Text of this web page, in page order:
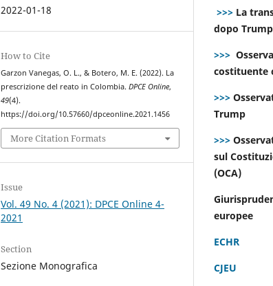
2022-01-18
How to Cite
Garzon Vanegas, O. L., & Botero, M. E. (2022). La
prescrizione del reato in Colombia.DPCE Online,
49(4).
https://doi.org/10.57660/dpceonline.2021.1456
More Citation Formats
Issue
Vol. 49 No. 4 (2021): DPCE Online 4-
2021
Section
Sezione Monografica
>>> La
dopo Trump
>>>
costituente
>>>
Trump
>>>
sul
(OCA)
europee
ECHR
CJEU